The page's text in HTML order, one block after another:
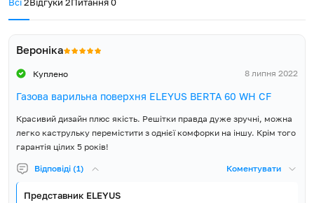
вбудовування ширина (Ш),
мм
Розміри ніші для
Розмір упаковки ширина
670
Розмір упаковки висота (В),
мм
Всі2Відгуки 2Питання0
Вероніка
Куплено 8 липня 2022
Газова варильна поверхня ELEYUS BERTA 60 WH CF
Красивий дизайн плюс якість. Решітки правда дуже зручні, можна
легко каструльку перемістити з однієї комфорки на іншу. Крім того
гарантія цілих 5 років!
Відповіді (1) Коментувати
Представник ELEYUS